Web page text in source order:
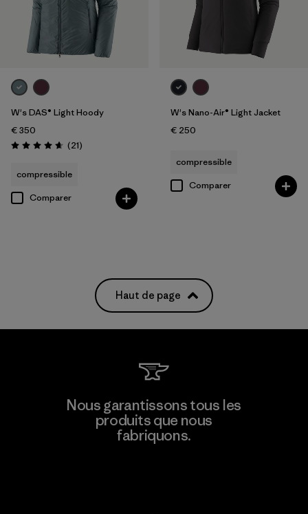
W's DAS® Light Hoody
€ 350
Évaluation: 4.7 / 5
(21Avis
)
compressible
Comparer
W's Nano-Air® Light Jacket
€ 250
compressible
Comparer
Haut de page
Nous garantissons tous les
produits que nous
fabriquons.